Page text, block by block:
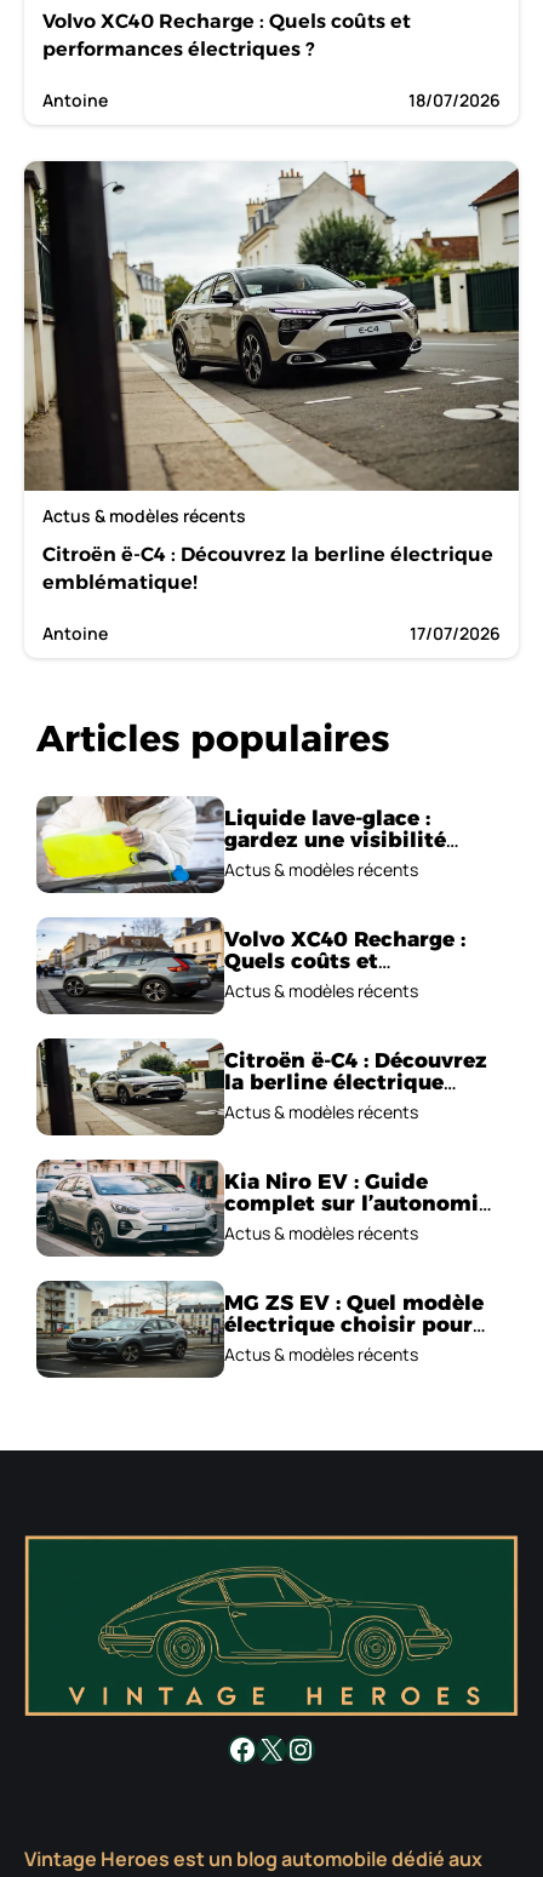
Volvo XC40 Recharge : Quels coûts et
performances électriques ?
Antoine 18/07/2026
Actus & modèles récents
Citroën ë-C4 : Découvrez la berline électrique
emblématique!
Antoine 17/07/2026
Articles populaires
Liquide lave-glace :
gardez une visibilité
parfaite en voiture
Actus & modèles récents
Volvo XC40 Recharge :
Quels coûts et
performances
électriques ?
Actus & modèles récents
Citroën ë-C4 : Découvrez
la berline électrique
emblématique!
Actus & modèles récents
Kia Niro EV : Guide
complet sur l’autonomie
et le prix !
Actus & modèles récents
MG ZS EV : Quel modèle
électrique choisir pour
2026 ?
Actus & modèles récents
Facebook
X Instagram
Vintage Heroes est un blog automobile dédié aux